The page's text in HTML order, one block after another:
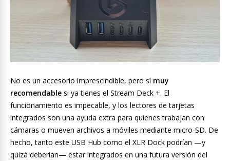
No es un accesorio imprescindible, pero sí muy
recomendable si ya tienes el Stream Deck +. El
funcionamiento es impecable, y los lectores de tarjetas
integrados son una ayuda extra para quienes trabajan con
cámaras o mueven archivos a móviles mediante micro-SD. De
hecho, tanto este USB Hub como el XLR Dock podrían —y
quizá deberían— estar integrados en una futura versión del